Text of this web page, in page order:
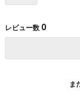
レビュー数 0
ま